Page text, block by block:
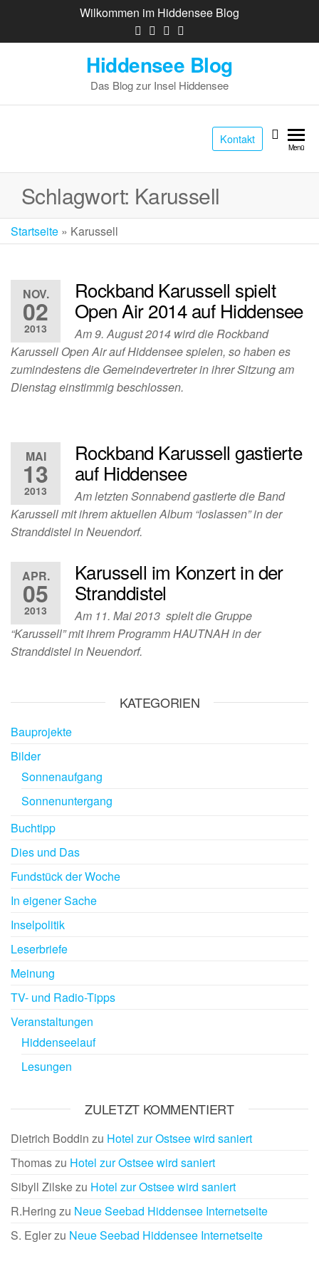
Wilkommen im Hiddensee Blog
Hiddensee Blog
Das Blog zur Insel Hiddensee
Kontakt
Menü
Schlagwort: Karussell
Startseite » Karussell
NOV.
02
2013
Rockband Karussell spielt
Open Air 2014 auf Hiddensee
Am 9. August 2014 wird die Rockband
Karussell Open Air auf Hiddensee spielen, so haben es
zumindestens die Gemeindevertreter in ihrer Sitzung am
Dienstag einstimmig beschlossen.
MAI
13
2013
Rockband Karussell gastierte
auf Hiddensee
Am letzten Sonnabend gastierte die Band
Karussell mit ihrem aktuellen Album “loslassen” in der
Stranddistel in Neuendorf.
APR.
05
2013
Karussell im Konzert in der
Stranddistel
Am 11. Mai 2013 spielt die Gruppe
“Karussell” mit ihrem Programm HAUTNAH in der
Stranddistel in Neuendorf.
KATEGORIEN
Bauprojekte
Bilder
Sonnenaufgang
Sonnenuntergang
Buchtipp
Dies und Das
Fundstück der Woche
In eigener Sache
Inselpolitik
Leserbriefe
Meinung
TV- und Radio-Tipps
Veranstaltungen
Hiddenseelauf
Lesungen
ZULETZT KOMMENTIERT
Dietrich Boddin zu Hotel zur Ostsee wird saniert
Thomaszu Hotel zur Ostsee wird saniert
Sibyll Zilskezu Hotel zur Ostsee wird saniert
R.Hering zu Neue Seebad Hiddensee Internetseite
S. Eglerzu Neue Seebad Hiddensee Internetseite